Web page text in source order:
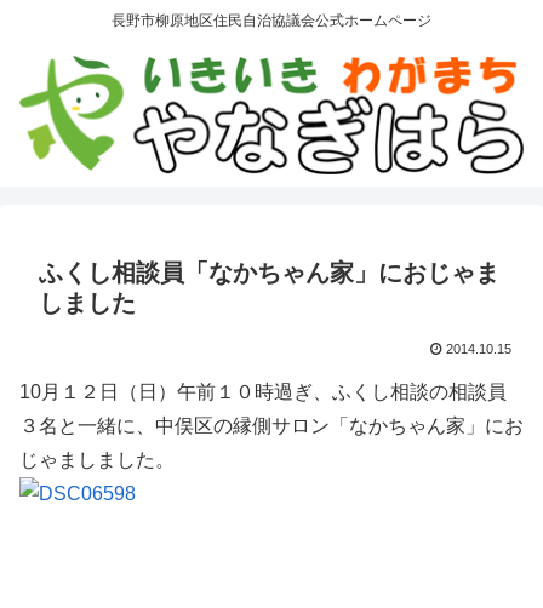
長野市柳原地区住民自治協議会公式ホームページ
ふくし相談員「なかちゃん家」におじゃま
しました
2014.10.15
10月１２日（日）午前１０時過ぎ、ふくし相談の相談員
３名と一緒に、中俣区の縁側サロン「なかちゃん家」にお
じゃましました。